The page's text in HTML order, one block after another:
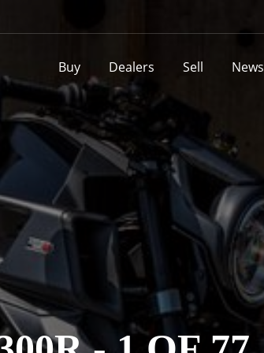
Buy Dealers Sell News